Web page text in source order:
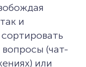
и
(чат-
или